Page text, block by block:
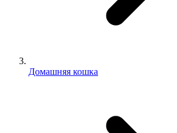
Домашняя кошка